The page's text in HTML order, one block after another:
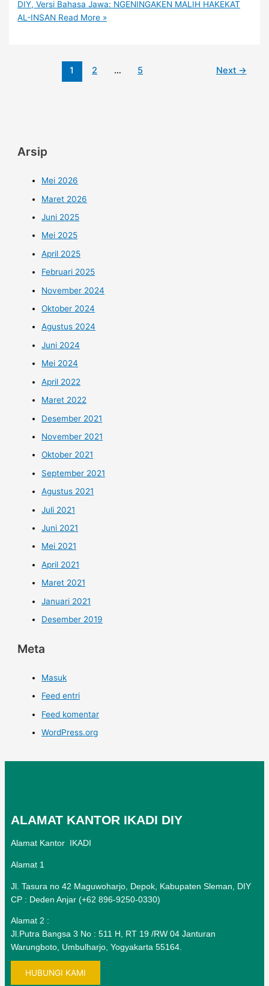
DIY, Versi Bahasa Jawa: NGENINGAKEN MALIH HAKEKAT
AL-INSAN Read More »
1 2 … 5 Next →
Arsip
Mei 2026
Maret 2026
Juni 2025
Mei 2025
April 2025
Februari 2025
November 2024
Oktober 2024
Agustus 2024
Juni 2024
Mei 2024
April 2022
Maret 2022
Desember 2021
November 2021
Oktober 2021
September 2021
Agustus 2021
Juli 2021
Juni 2021
Mei 2021
April 2021
Maret 2021
Januari 2021
Desember 2019
Meta
Masuk
Feed entri
Feed komentar
WordPress.org
ALAMAT KANTOR IKADI DIY
Alamat Kantor IKADI
Alamat 1
Jl. Tasura no 42 Maguwoharjo, Depok, Kabupaten Sleman, DIY
CP : Deden Anjar (+62 896-9250-0330)
Alamat 2 :
Jl.Putra Bangsa 3 No : 511 H, RT 19 /RW 04 Janturan
Warungboto, Umbulharjo, Yogyakarta 55164.
HUBUNGI KAMI